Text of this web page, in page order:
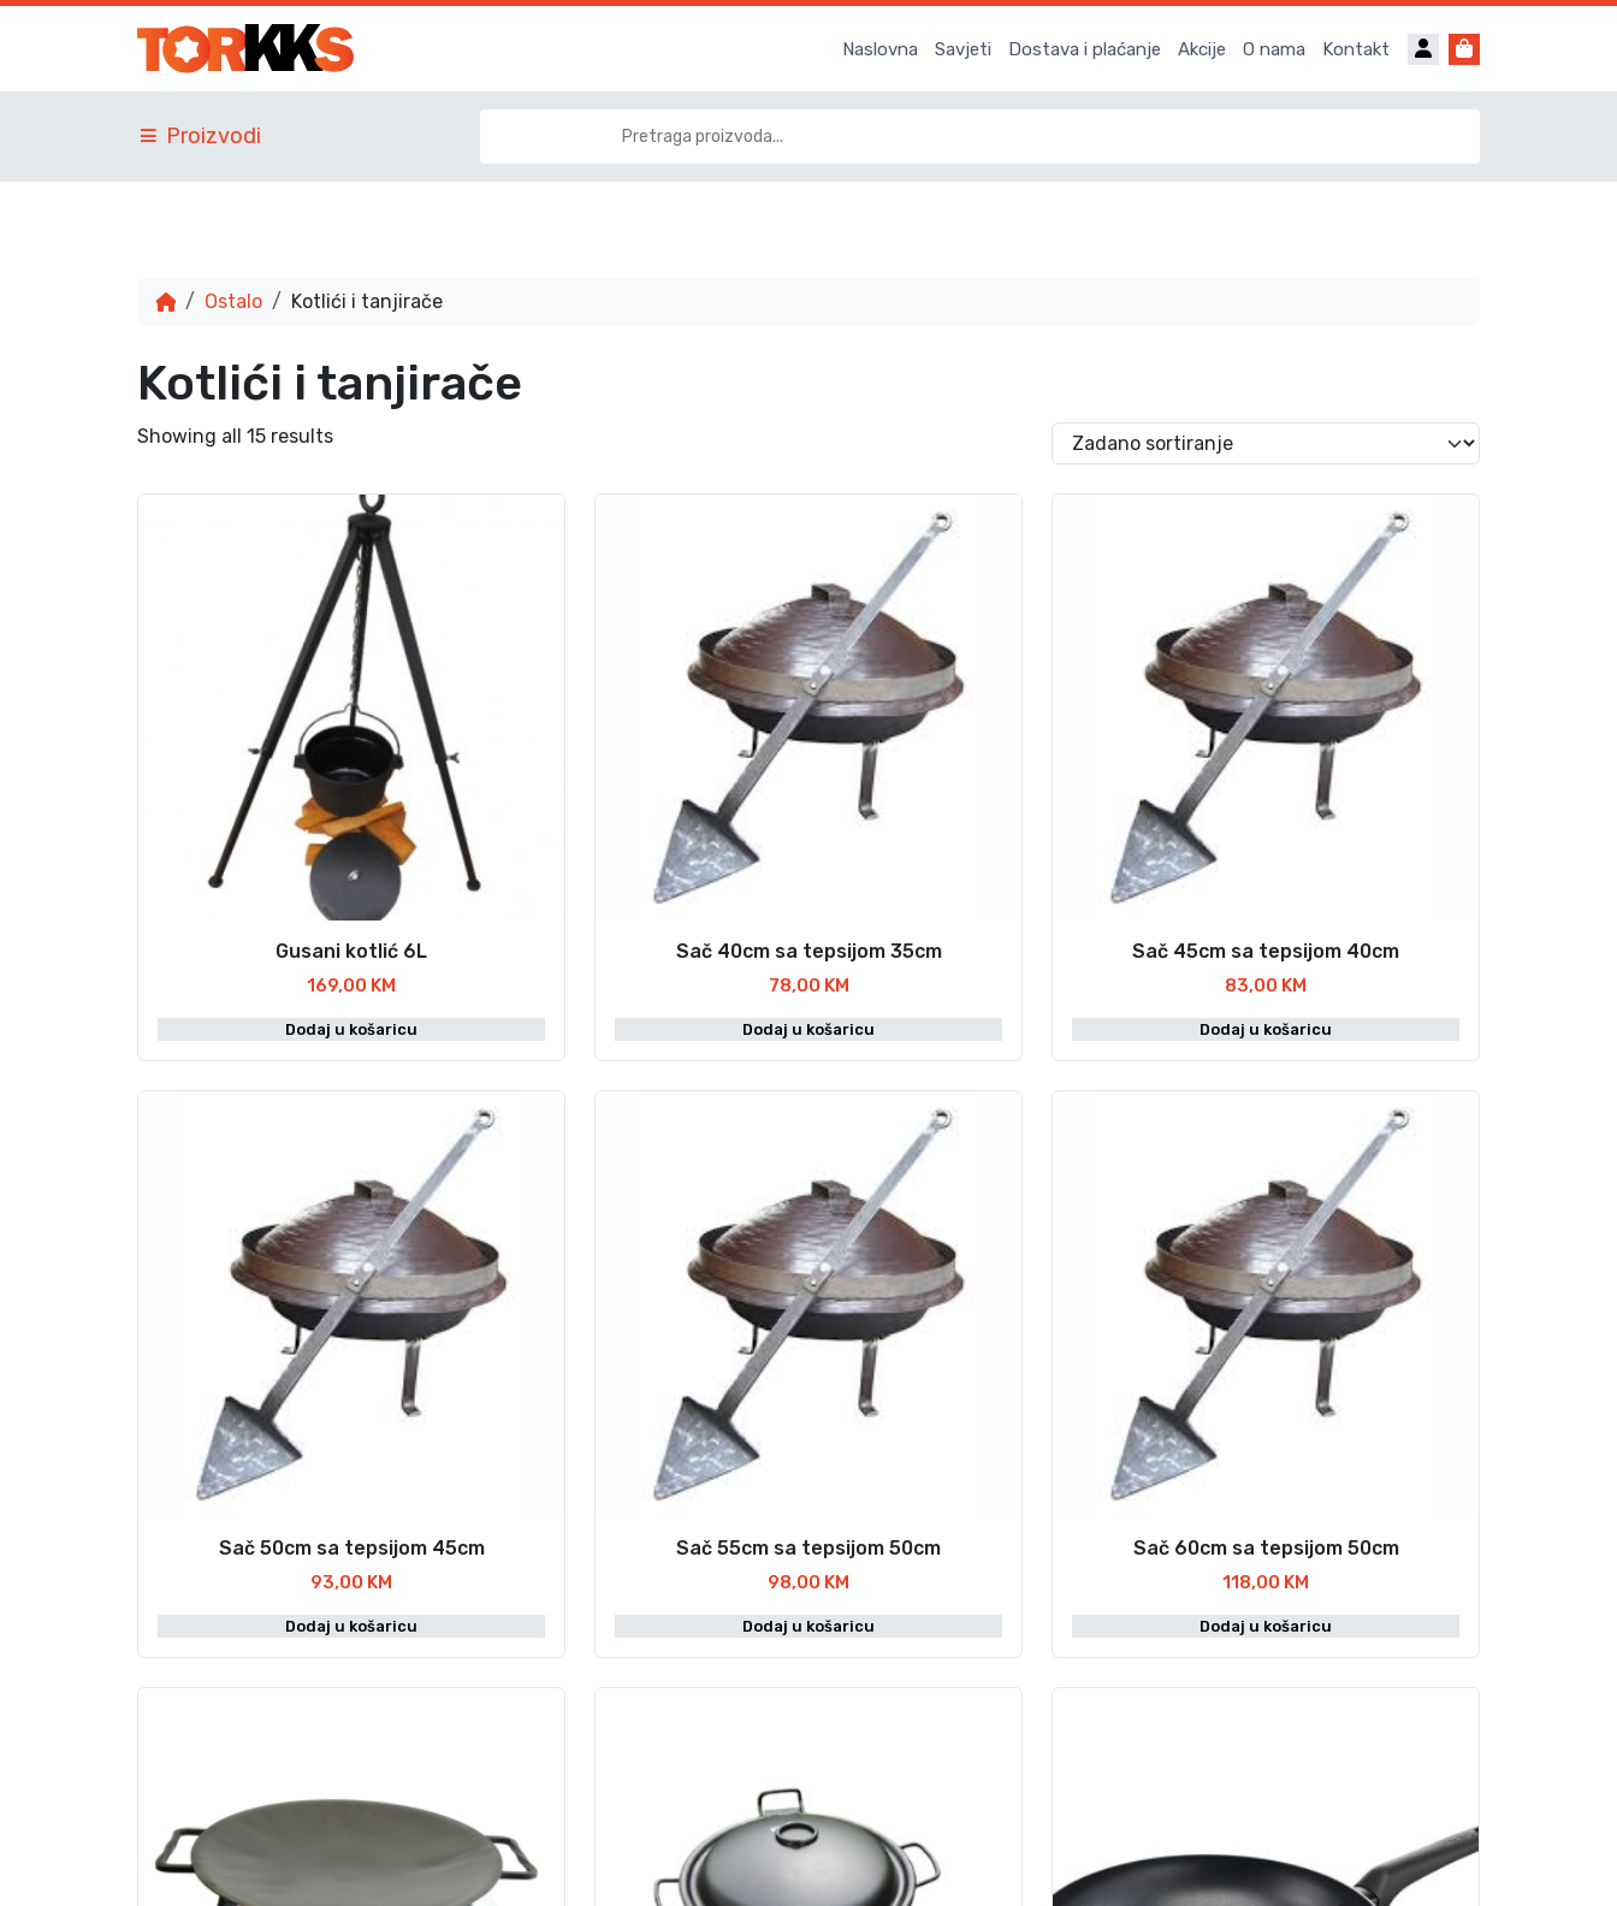
Naslovna Savjeti Dostava i plaćanje Akcije O nama Kontakt Account
Cart
Proizvodi
Ostalo Kotlići i tanjirače
Kotlići i tanjirače
Showing all 15 results
Gusani kotlić 6L
169,00 KM
Dodaj u košaricu
Sač 40cm sa tepsijom 35cm
78,00 KM
Dodaj u košaricu
Sač 45cm sa tepsijom 40cm
83,00 KM
Dodaj u košaricu
Sač 50cm sa tepsijom 45cm
93,00 KM
Dodaj u košaricu
Sač 55cm sa tepsijom 50cm
98,00 KM
Dodaj u košaricu
Sač 60cm sa tepsijom 50cm
118,00 KM
Dodaj u košaricu